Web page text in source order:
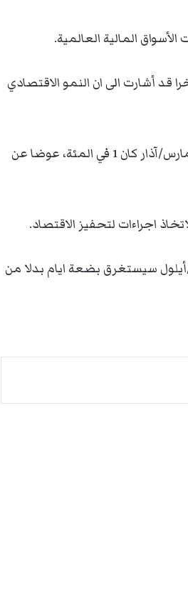
المالية العالمية.
قد أشارت الى ان النمو الاقتصادي
وقالت وزارة الاقتصاد إن معدل النمو في الفترة الواقعة بين ابريل/نيسان ومارس/آذار كان 1 في المئة، عوضا عن
اجراءات لتحفيز الاقتصاد.
أيلول سيستغرق بضعة ايام بدلا من